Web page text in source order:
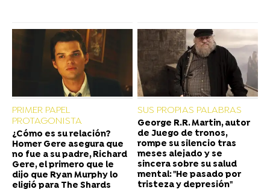
PRIMER PAPEL
PROTAGONISTA
¿Cómo es su relación?
Homer Gere asegura que
no fue a su padre, Richard
Gere, el primero que le
dijo que Ryan Murphy lo
eligió para The Shards
SUS PROPIAS PALABRAS
George R.R. Martin, autor
de Juego de tronos,
rompe su silencio tras
meses alejado y se
sincera sobre su salud
mental: "He pasado por
tristeza y depresión"